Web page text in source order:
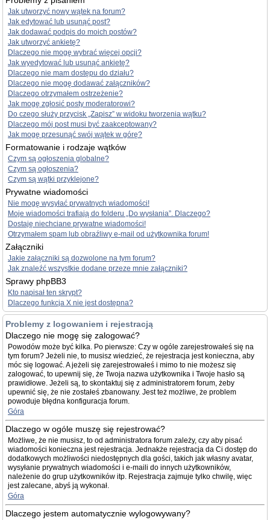
Jak utworzyć nowy wątek na forum?
Jak edytować lub usunąć post?
Jak dodawać podpis do moich postów?
Jak utworzyć ankietę?
Dlaczego nie mogę wybrać więcej opcji?
Jak wyedytować lub usunąć ankietę?
Dlaczego nie mam dostępu do działu?
Dlaczego nie mogę dodawać załączników?
Dlaczego otrzymałem ostrzeżenie?
Jak mogę zgłosić posty moderatorowi?
Do czego służy przycisk „Zapisz” w widoku tworzenia wątku?
Dlaczego mój post musi być zaakceptowany?
Jak mogę przesunąć swój wątek w górę?
Formatowanie i rodzaje wątków
Czym są ogłoszenia globalne?
Czym są ogłoszenia?
Czym są wątki przyklejone?
Prywatne wiadomości
Nie mogę wysyłać prywatnych wiadomości!
Moje wiadomości trafiają do folderu „Do wysłania”. Dlaczego?
Dostaję niechciane prywatne wiadomości!
Otrzymałem spam lub obraźliwy e-mail od użytkownika forum!
Załączniki
Jakie załączniki są dozwolone na tym forum?
Jak znaleźć wszystkie dodane przeze mnie załączniki?
Sprawy phpBB3
Kto napisał ten skrypt?
Dlaczego funkcja X nie jest dostępna?
Problemy z logowaniem i rejestracją
Dlaczego nie mogę się zalogować?
Powodów może być kilka. Po pierwsze: Czy w ogóle zarejestrowałeś się na
tym forum? Jeżeli nie, to musisz wiedzieć, że rejestracja jest konieczna, aby
móc się logować. A jeżeli się zarejestrowałeś i mimo to nie możesz się
zalogować, to upewnij się, że Twoja nazwa użytkownika i Twoje hasło są
prawidłowe. Jeżeli są, to skontaktuj się z administratorem forum, żeby
upewnić się, że nie zostałeś zbanowany. Jest też możliwe, że problem
powoduje błędna konfiguracja forum.
Góra
Dlaczego w ogóle muszę się rejestrować?
Możliwe, że nie musisz, to od administratora forum zależy, czy aby pisać
wiadomości konieczna jest rejestracja. Jednakże rejestracja da Ci dostęp do
dodatkowych możliwości niedostępnych dla gości, takich jak własny avatar,
wysyłanie prywatnych wiadomości i e-maili do innych użytkowników,
należenie do grup użytkowników itp. Rejestracja zajmuje tylko chwilę, więc
jest zalecane, abyś ją wykonał.
Góra
Dlaczego jestem automatycznie wylogowywany?